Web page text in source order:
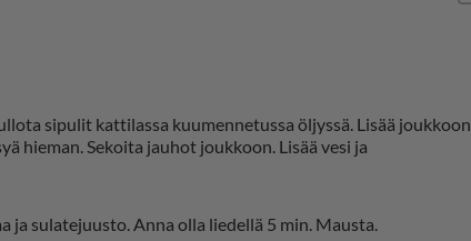
sipulit kattilassa kuumennetussa öljyssä. Lisää joukkoon
hieman. Sekoita jauhot joukkoon. Lisää vesi ja
ja sulatejuusto. Anna olla liedellä 5 min. Mausta.